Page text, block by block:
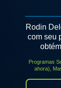
Rodin
com seu
Programas
ahora),